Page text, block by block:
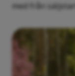
med från